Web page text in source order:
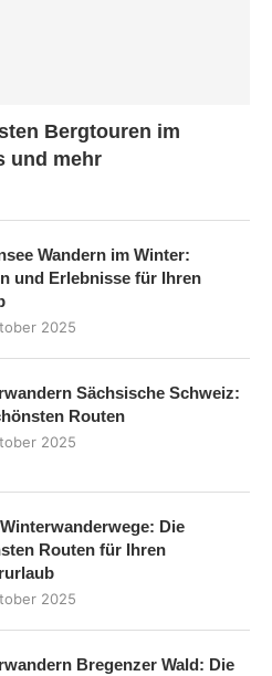
Bergtouren im
und mehr
Wandern im Winter:
und Erlebnisse für Ihren
2025
Sächsische Schweiz:
Routen
2025
Die
Routen für Ihren
2025
Bregenzer Wald: Die